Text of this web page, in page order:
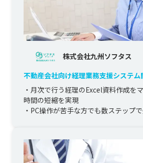
株式会社九州ソフタス
不動産会社向け経理業務支援システム
・月次で行う経理のExcel資料作成を
時間の短縮を実現
・PC操作が苦手な方でも数ステップ